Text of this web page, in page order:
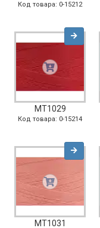
Код товара: 0-15212
MT1029
Код товара: 0-15214
MT1031